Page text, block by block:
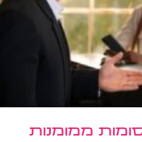
ממומנות